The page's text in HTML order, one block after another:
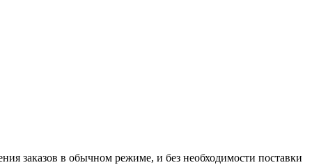
заказов в обычном режиме, и без необходимости поставки